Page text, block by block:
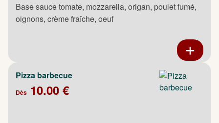
Base sauce tomate, mozzarella, origan, poulet fumé,
oignons, crème fraîche, oeuf
Pizza barbecue
Dès 10.00 €